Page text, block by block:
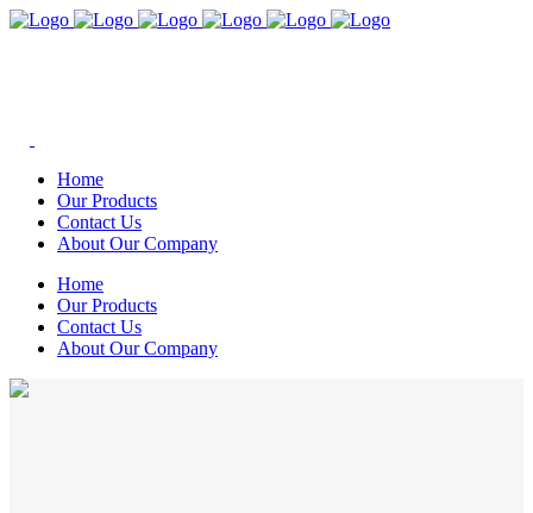
Home
Our Products
Contact Us
About Our Company
Home
Our Products
Contact Us
About Our Company